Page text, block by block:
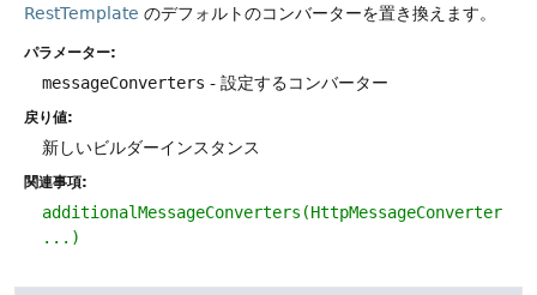
RestTemplate のデフォルトのコンバーターを置き換えます。
パラメーター:
messageConverters - 設定するコンバーター
戻り値:
新しいビルダーインスタンス
関連事項:
additionalMessageConverters(HttpMessageConverter
...)